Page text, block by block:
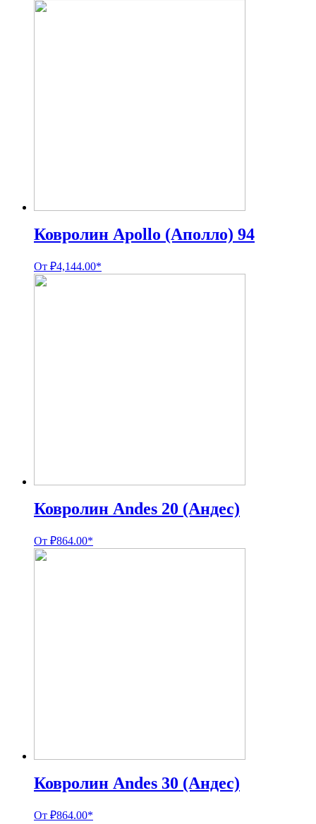
Ковролин Apollo (Аполло) 94
От ₽4,144.00*
Ковролин Andes 20 (Андес)
От ₽864.00*
Ковролин Andes 30 (Андес)
От ₽864.00*